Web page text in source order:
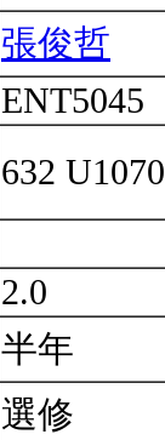
張俊哲
ENT5045
632 U1070
2.0
半年
選修